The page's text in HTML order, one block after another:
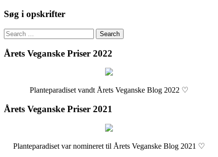
Søg i opskrifter
Search
for:
Årets Veganske Priser 2022
Planteparadiset vandt Årets Veganske Blog 2022 ♡
Årets Veganske Priser 2021
Planteparadiset var nomineret til Årets Veganske Blog 2021 ♡